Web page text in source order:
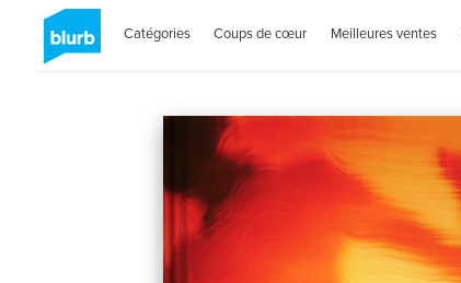
Catégories Coups de cœur Meilleures ventes